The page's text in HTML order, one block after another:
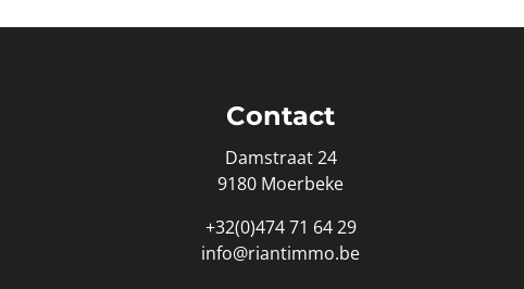
Contact
Damstraat 24
9180 Moerbeke
+32(0)474 71 64 29
info@riantimmo.be